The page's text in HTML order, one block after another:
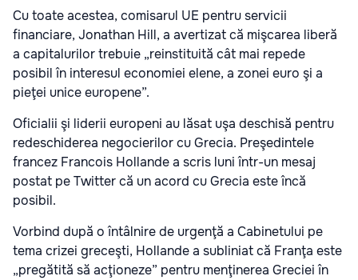
Cu toate acestea, comisarul UE pentru servicii
financiare, Jonathan Hill, a avertizat că mişcarea liberă
a capitalurilor trebuie „reinstituită cât mai repede
posibil în interesul economiei elene, a zonei euro şi a
pieţei unice europene”.
Oficialii şi liderii europeni au lăsat uşa deschisă pentru
redeschiderea negocierilor cu Grecia. Preşedintele
francez Francois Hollande a scris luni într-un mesaj
postat pe Twitter că un acord cu Grecia este încă
posibil.
Vorbind după o întâlnire de urgenţă a Cabinetului pe
tema crizei greceşti, Hollande a subliniat că Franţa este
„pregătită să acţioneze” pentru menţinerea Greciei în